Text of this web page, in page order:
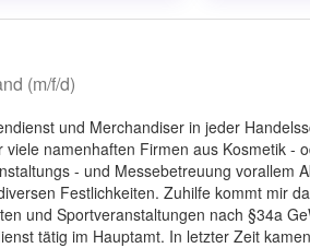
(m/f/d)
und Merchandiser in jeder
namenhaften Firmen aus Kosmetik -
- und Messebetreuung vorallem
Festlichkeiten. Zuhilfe kommt mir
und Sportveranstaltungen nach §34a
tätig im Hauptamt. In letzter Zeit